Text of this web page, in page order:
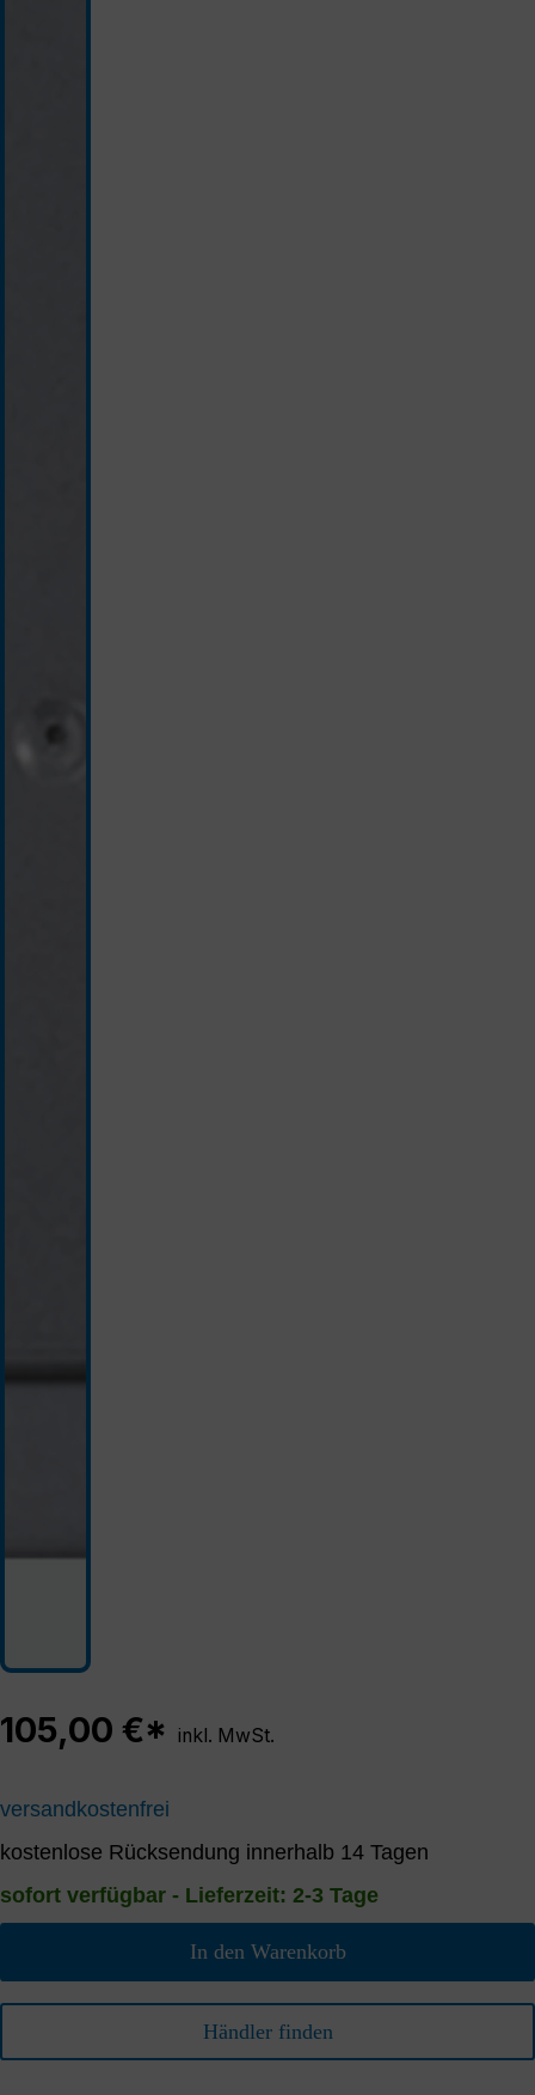
105,00 €* inkl. MwSt.
versandkostenfrei
kostenlose Rücksendung innerhalb 14 Tagen
sofort verfügbar - Lieferzeit: 2-3 Tage
In den Warenkorb
Händler finden